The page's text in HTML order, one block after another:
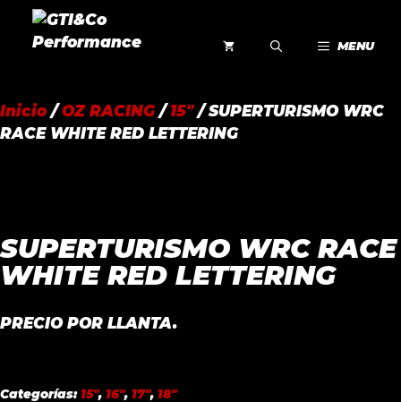
Saltar
MENU
Inicio/OZ RACING/ 15"/ SUPERTURISMO WRC
RACE WHITE RED LETTERING
SUPERTURISMO WRC RACE
WHITE RED LETTERING
PRECIO POR LLANTA.
Categorías: 15", 16", 17", 18"